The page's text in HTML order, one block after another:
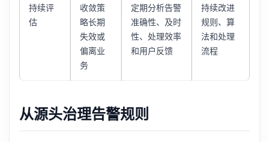
持续评
估
收敛策
略长期
失效或
偏离业
务
定期分析告警
准确性、及时
性、处理效率
和用户反馈
持续改进
规则、算
法和处理
流程
从源头治理告警规则